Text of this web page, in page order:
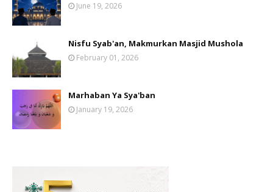
June 19, 2026
Nisfu Syab'an, Makmurkan Masjid Mushola
February 01, 2026
Marhaban Ya Sya'ban
January 19, 2026